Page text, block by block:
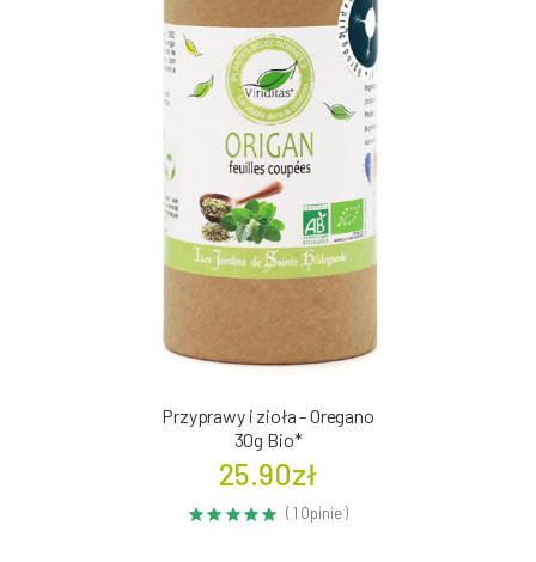
Przyprawy i zioła - Oregano
30g Bio*
25.90zł
( 1 Opinie )